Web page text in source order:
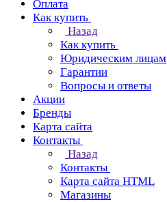
Оплата
Как купить
Назад
Как купить
Юридическим лицам
Гарантии
Вопросы и ответы
Акции
Бренды
Карта сайта
Контакты
Назад
Контакты
Карта сайта HTML
Магазины